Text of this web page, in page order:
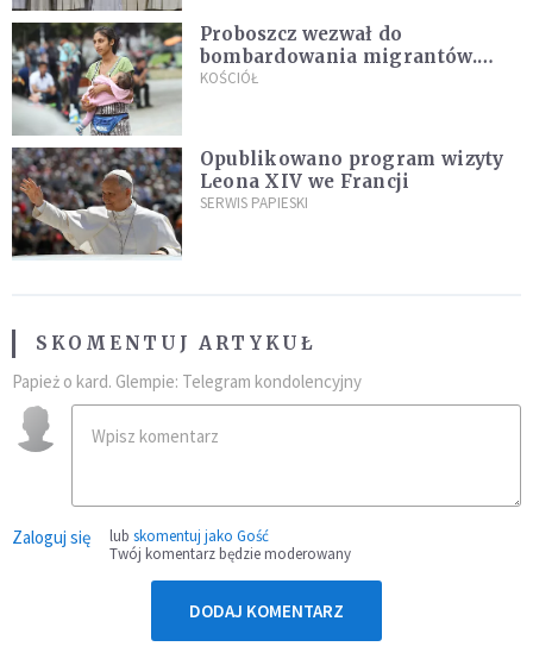
Proboszcz wezwał do
bombardowania migrantów.
"Masowy ogień przeciwko
KOŚCIÓŁ
Opublikowano program wizyty
Leona XIV we Francji
SERWIS PAPIESKI
SKOMENTUJ ARTYKUŁ
Papież o kard. Glempie: Telegram kondolencyjny
Zaloguj się lub skomentuj jako Gość
Twój komentarz będzie moderowany
DODAJ KOMENTARZ